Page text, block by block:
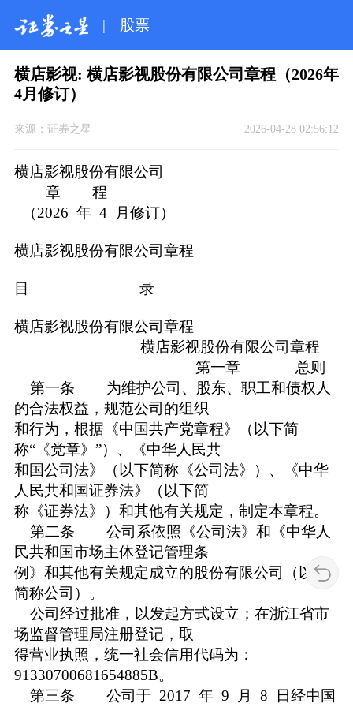
| 股票
横店影视: 横店影视股份有限公司章程（2026年
4月修订）
来源： 证券之星 2026-04-28 02:56:12
横店影视股份有限公司
章 程
（2026 年 4 月修订）
横店影视股份有限公司章程
目 录
横店影视股份有限公司章程
横店影视股份有限公司章程
第一章 总则
第一条 为维护公司、股东、职工和债权人
的合法权益，规范公司的组织
和行为，根据《中国共产党章程》（以下简
称“《党章》”）、《中华人民共
和国公司法》（以下简称《公司法》）、《中华
人民共和国证券法》（以下简
称《证券法》）和其他有关规定，制定本章程。
第二条 公司系依照《公司法》和《中华人
民共和国市场主体登记管理条
例》和其他有关规定成立的股份有限公司（以下
简称公司）。
公司经过批准，以发起方式设立；在浙江省市
场监督管理局注册登记，取
得营业执照，统一社会信用代码为：
91330700681654885B。
第三条 公司于 2017 年 9 月 8 日经中国